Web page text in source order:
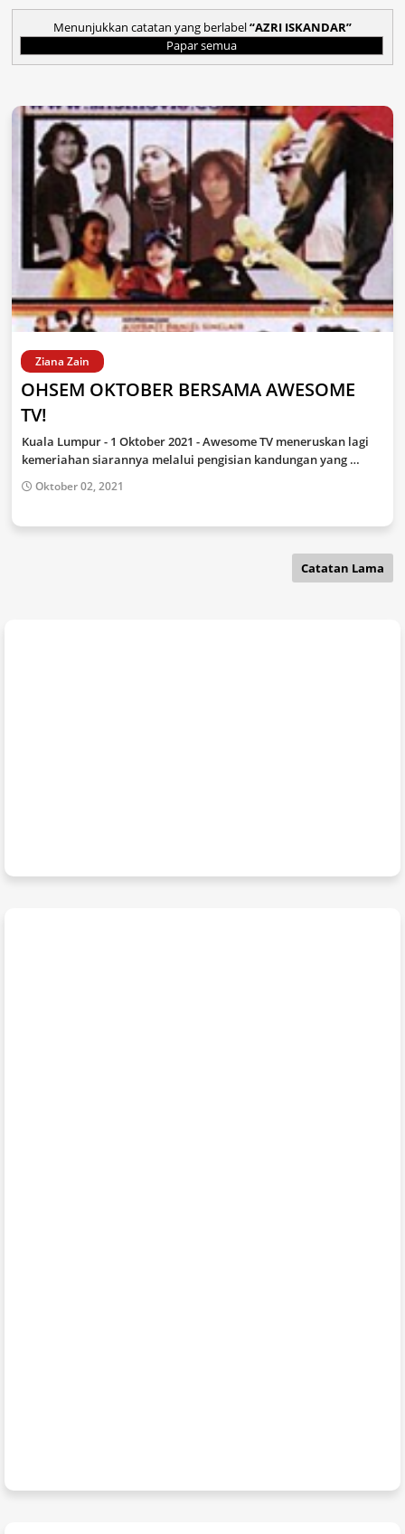
Menunjukkan catatan yang berlabel AZRI ISKANDAR
Papar semua
Ziana Zain
OHSEM OKTOBER BERSAMA AWESOME
TV!
Kuala Lumpur - 1 Oktober 2021 - Awesome TV meneruskan lagi
kemeriahan siarannya melalui pengisian kandungan yang …
Oktober 02, 2021
Catatan Lama